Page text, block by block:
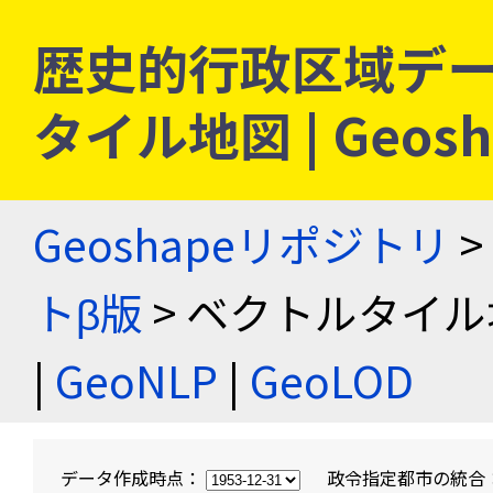
歴史的行政区域デ
タイル地図 |
Geoshapeリポジトリ >
トβ版 > ベクトルタイ
| GeoNLP | GeoLOD
データ作成時点： 政令指定都市の統